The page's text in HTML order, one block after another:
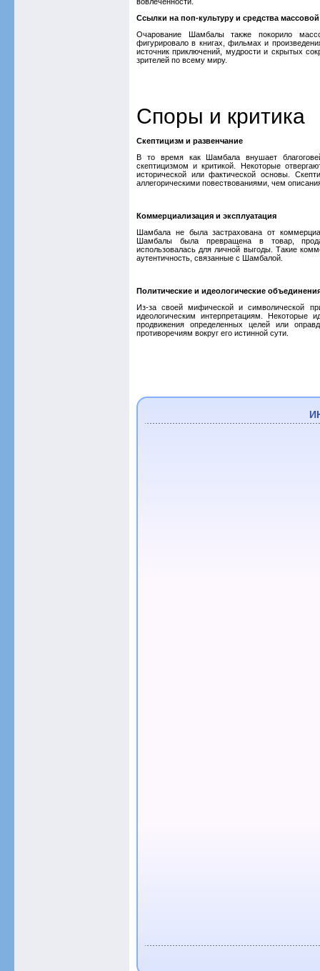
Ссылки на поп-культуру и средства
Очарование Шамбалы также покорило
фигурировало в книгах, фильмах и
источник приключений, мудрости и скрытых
зрителей по всему миру.
Споры и критика
Скептицизм и развенчание
В то время как Шамбала внушает
скептицизмом и критикой. Некоторые
исторической или фактической основы.
аллегорическими повествованиями, чем
Коммерциализация и эксплуатация
Шамбала не была застрахована от
Шамбалы была превращена в товар,
использовалась для личной выгоды. Такие
аутентичность, связанные с Шамбалой.
Политические и идеологические
Из-за своей мифической и символической
идеологическим интерпретациям. Некоторые
продвижения определенных целей или
противоречиям вокруг его истинной сути.